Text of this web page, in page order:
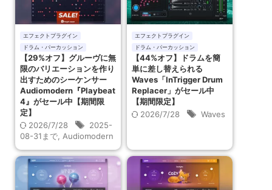
エフェクトプラグイン
ドラム・パーカッション
【29%オフ】グルーヴに無
限のバリエーションを作り
出すためのシーケンサー
Audiomodern『Playbeat
4』がセール中【期間限
定】
2026/7/28
2025-
08-31まで, Audiomodern
エフェクトプラグイン
ドラム・パーカッション
【44%オフ】ドラムを簡
単に差し替えられる
Waves「InTrigger Drum
Replacer」がセール中
【期間限定】
2026/7/28
Waves